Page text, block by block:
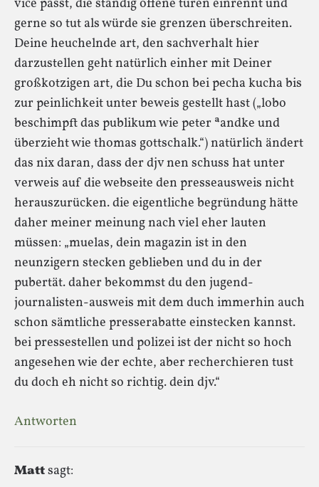
vice passt, die ständig offene türen einrennt und
gerne so tut als würde sie grenzen überschreiten.
Deine heuchelnde art, den sachverhalt hier
darzustellen geht natürlich einher mit Deiner
großkotzigen art, die Du schon bei pecha kucha bis
zur peinlichkeit unter beweis gestellt hast („lobo
beschimpft das publikum wie peter ªandke und
überzieht wie thomas gottschalk.“) natürlich ändert
das nix daran, dass der djv nen schuss hat unter
verweis auf die webseite den presseausweis nicht
herauszurücken. die eigentliche begründung hätte
daher meiner meinung nach viel eher lauten
müssen: „muelas, dein magazin ist in den
neunzigern stecken geblieben und du in der
pubertät. daher bekommst du den jugend-
journalisten-ausweis mit dem duch immerhin auch
schon sämtliche presserabatte einstecken kannst.
bei pressestellen und polizei ist der nicht so hoch
angesehen wie der echte, aber recherchieren tust
du doch eh nicht so richtig. dein djv.“
Antworten
Mattsagt: